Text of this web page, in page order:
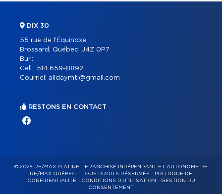
DIX 30
55 rue de l'Équinoxe,
Brossard, Québec, J4Z 0P7
Bur.:
Cell.: 514 659-8892
Courriel: alidaymtl@gmail.com
RESTONS EN CONTACT
© 2026 RE/MAX PLATINE – FRANCHISÉ INDÉPENDANT ET AUTONOME DE
RE/MAX QUÉBEC – TOUS DROITS RÉSERVÉS - POLITIQUE DE
CONFIDENTIALITÉ- CONDITIONS D'UTILISATION - GESTION DU
CONSENTEMENT